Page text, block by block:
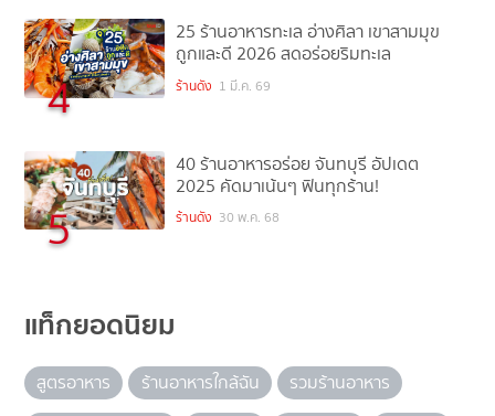
4
25 ร้านอาหารทะเล อ่างศิลา เขาสามมุข
ถูกและดี 2026 สดอร่อยริมทะเล
ร้านดัง 1 มี.ค. 69
5
40 ร้านอาหารอร่อย จันทบุรี อัปเดต
2025 คัดมาเน้นๆ ฟินทุกร้าน!
ร้านดัง 30 พ.ค. 68
แท็กยอดนิยม
สูตรอาหาร ร้านอาหารใกล้ฉัน
รวมร้านอาหาร